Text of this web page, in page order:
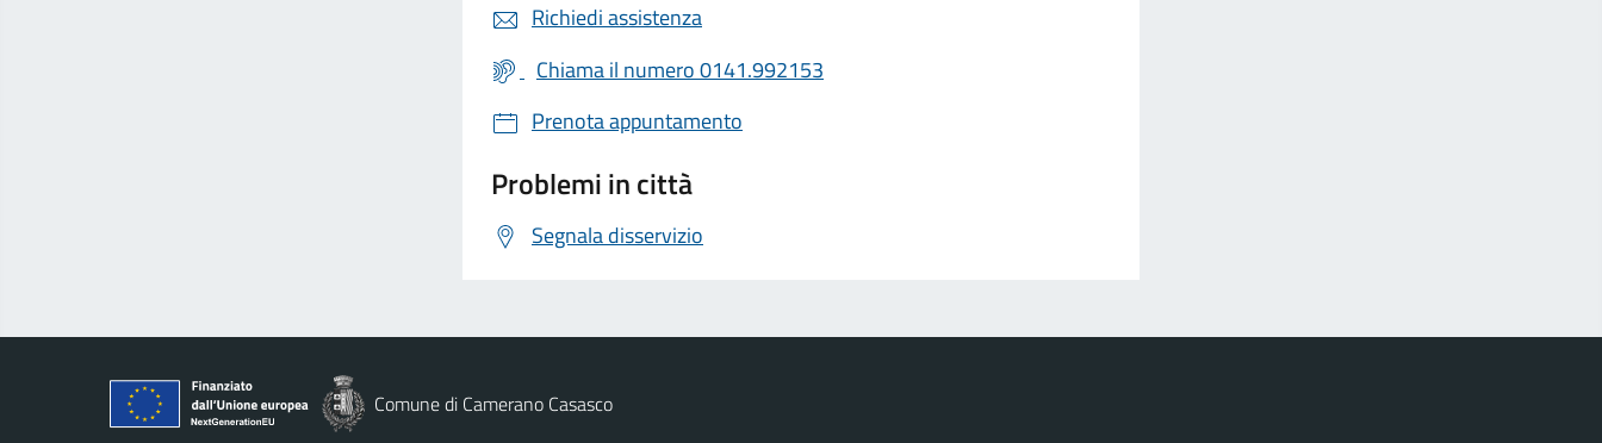
Richiedi assistenza
Chiama il numero 0141.992153
Prenota appuntamento
Problemi in città
Segnala disservizio
Comune di Camerano Casasco